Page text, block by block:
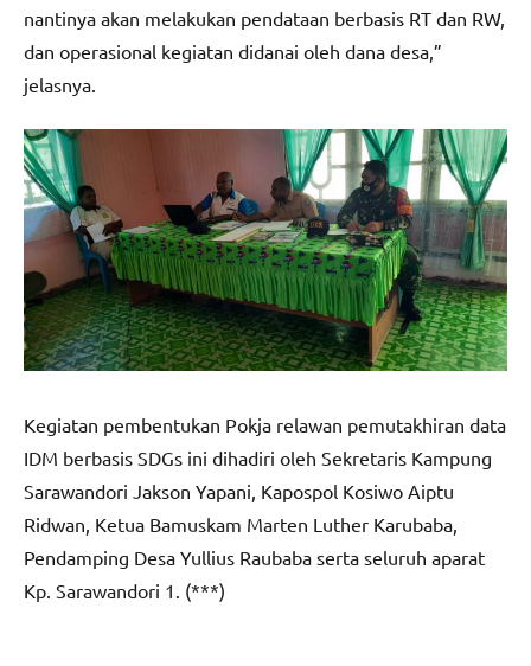
nantinya akan melakukan pendataan berbasis RT dan RW,
dan operasional kegiatan didanai oleh dana desa,”
jelasnya.
Kegiatan pembentukan Pokja relawan pemutakhiran data
IDM berbasis SDGs ini dihadiri oleh Sekretaris Kampung
Sarawandori Jakson Yapani, Kapospol Kosiwo Aiptu
Ridwan, Ketua Bamuskam Marten Luther Karubaba,
Pendamping Desa Yullius Raubaba serta seluruh aparat
Kp. Sarawandori 1. (***)